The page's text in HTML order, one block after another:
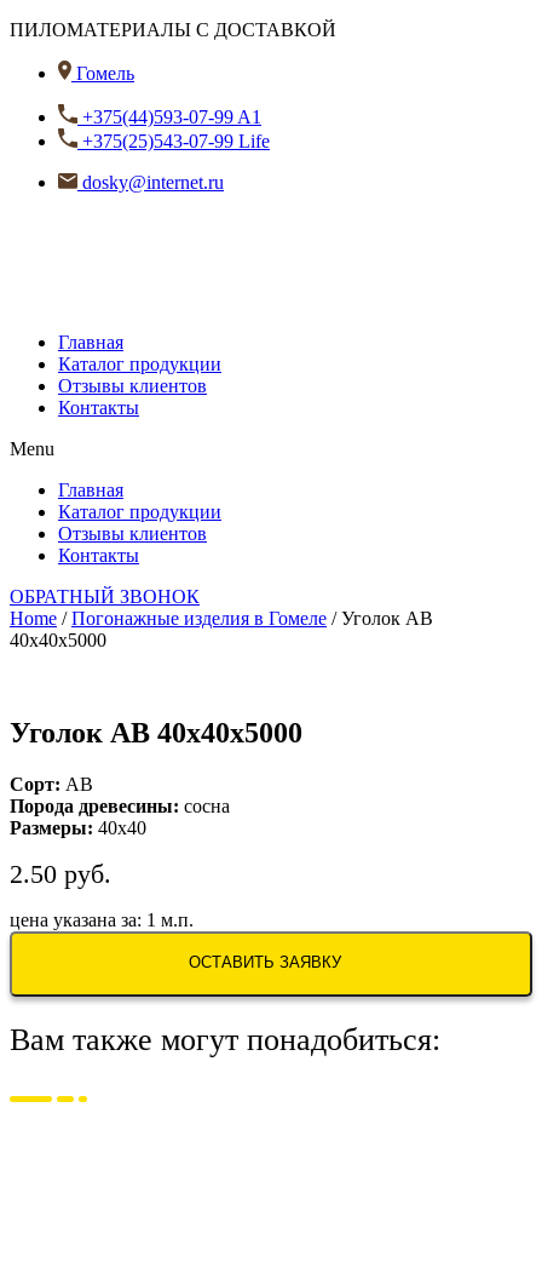
ПИЛОМАТЕРИАЛЫ С ДОСТАВКОЙ
Гомель
+375(44)593-07-99 A1
+375(25)543-07-99 Life
dosky@internet.ru
Главная
Каталог продукции
Отзывы клиентов
Контакты
Menu
Главная
Каталог продукции
Отзывы клиентов
Контакты
ОБРАТНЫЙ ЗВОНОК
Home /Погонажные изделия в Гомеле / Уголок АВ
40х40х5000
Уголок АВ 40х40х5000
Сорт: AB
Порода древесины: сосна
Размеры: 40х40
2.50 руб.
цена указана за: 1 м.п.
ОСТАВИТЬ ЗАЯВКУ
Вам также могут понадобиться: